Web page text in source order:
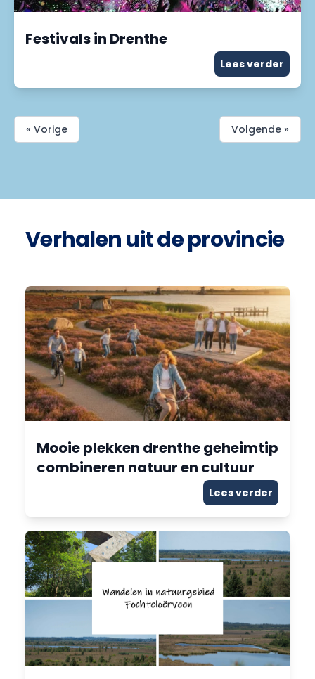
Festivals in Drenthe
Lees verder
« Vorige Volgende »
Verhalen uit de provincie
Mooie plekken drenthe geheimtip
combineren natuur en cultuur
Lees verder